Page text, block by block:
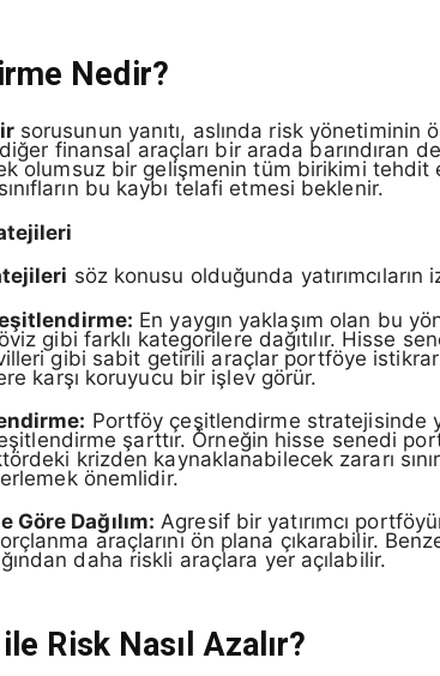
Nedir?
sorusunun yanıtı, aslında risk
finansal araçları bir arada barındıran
olumsuz bir gelişmenin tüm birikimi tehdit
bu kaybı telafi etmesi beklenir.
söz konusu olduğunda
En yaygın yaklaşım olan bu
gibi farklı kategorilere dağıtılır. Hisse
gibi sabit getirili araçlar portföye istikrar
karşı koruyucu bir işlev görür.
Portföy çeşitlendirme stratejisinde
çeşitlendirme şarttır. Örneğin hisse senedi
krizden kaynaklanabilecek zararı
önemlidir.
Göre Dağılım: Agresif bir yatırımcı
araçlarını ön plana çıkarabilir.
daha riskli araçlara yer açılabilir.
Risk Nasıl Azalır?